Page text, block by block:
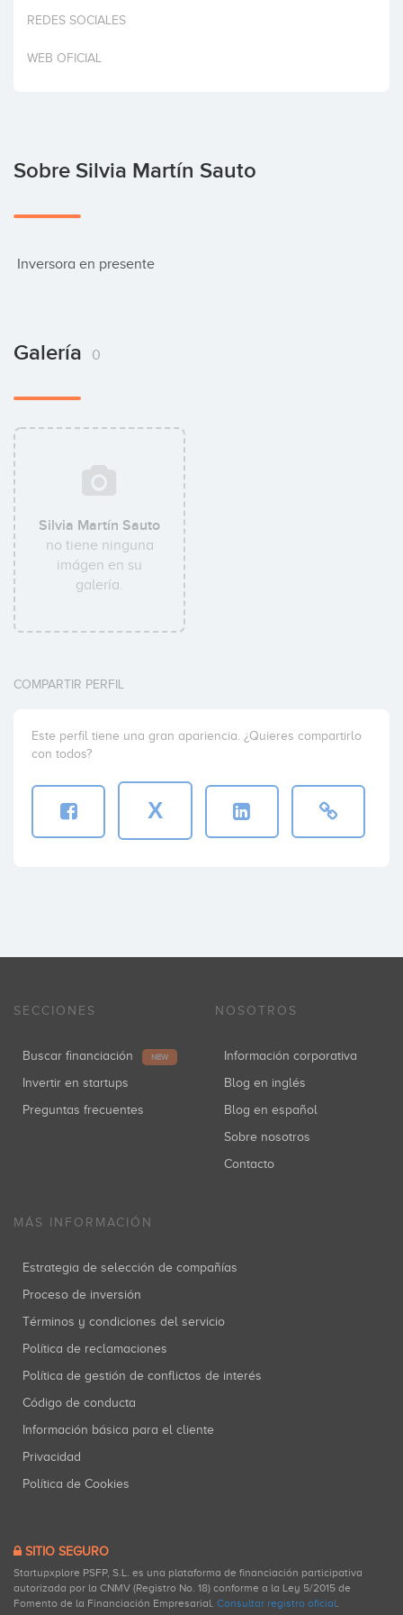
Invertir
REDES SOCIALES
WEB OFICIAL
Sobre Silvia Martín Sauto
Inversora en presente
Galería 0
Silvia Martín Sauto
no tiene ninguna
imágen en su
galería.
COMPARTIR PERFIL
Este perfil tiene una gran apariencia. ¿Quieres compartirlo
con todos?
X
SECCIONES
Buscar financiación NEW
Invertir en startups
Preguntas frecuentes
NOSOTROS
Información corporativa
Blog en inglés
Blog en español
Sobre nosotros
Contacto
MÁS INFORMACIÓN
Estrategia de selección de compañías
Proceso de inversión
Términos y condiciones del servicio
Política de reclamaciones
Política de gestión de conflictos de interés
Código de conducta
Información básica para el cliente
Privacidad
Política de Cookies
SITIO SEGURO
Startupxplore PSFP, S.L. es una plataforma de financiación participativa
autorizada por la CNMV (Registro No. 18) conforme a la Ley 5/2015 de
Fomento de la Financiación Empresarial. Consultar registro oficial.